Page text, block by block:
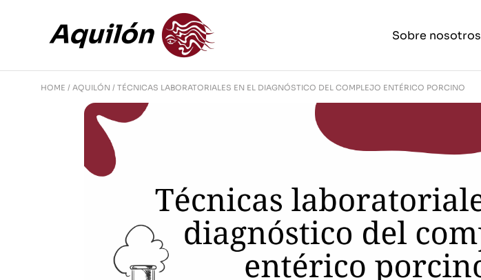
Sobre nosotros
HOME AQUILÓN TÉCNICAS LABORATORIALES EN EL DIAGNÓSTICO DEL COMPLEJO ENTÉRICO PORCINO